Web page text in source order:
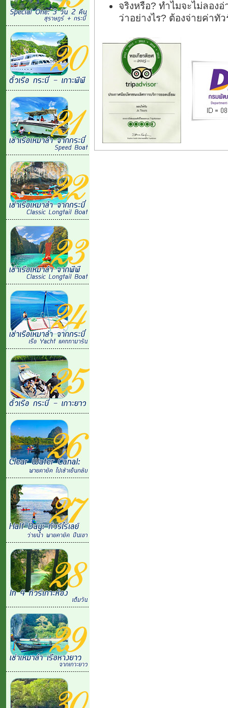
จริงหรือ? ทำไมจะไม่ลอง
ว่าอย่างไร? ต้องจ่ายค่าทั